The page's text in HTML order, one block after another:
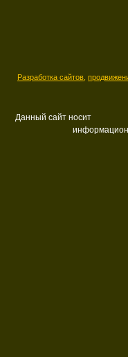
Разработка сайтов,
Данный сайт носит